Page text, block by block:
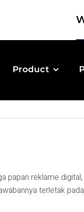
Product
papan reklame
terletak